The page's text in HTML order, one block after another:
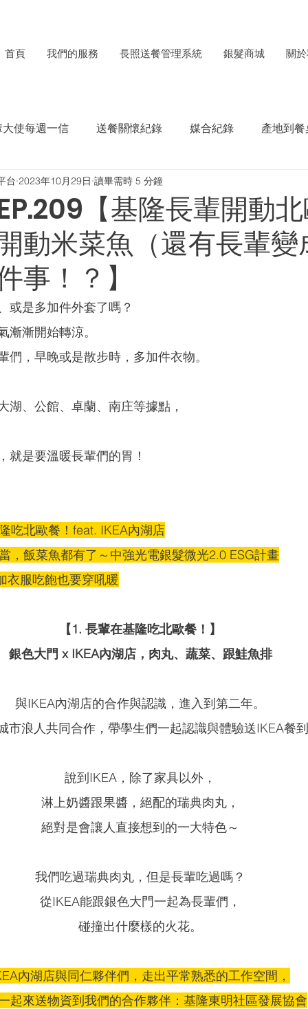
首頁 我們的服務 長照送餐管理系統 銀髮商城 關
大使每週一信 送餐關懷紀錄 媒合紀錄 產地到餐
每月食材捐贈電子報 ESG成果紀錄
【基隆長輩開動
動米菜魚（還有長輩變
事！？】
台 2023年10月29日 讀畢需時 5 分鐘
或是多加件外套了嗎？
漸漸開始轉涼。
們，早晚或是散步時，多加件衣物。
湖、公館、卓蘭、南庄等據點，
就是要溫暖長輩們的胃！
吃北歐餐！feat. IKEA內湖店
，飯菜魚都有了～中強光電銀髮微光2.0 ESG計畫
衣服吃飽也要穿吼暖
【1. 長輩在基隆吃北歐餐！】
銀色大門 x IKEA內湖店，肉丸、蔬菜、跟鮭魚排
與IKEA內湖店的合作與認識，進入到第二年。
市浪人共同合作，帶學生們一起認識與體驗送IKEA餐
說到IKEA，除了家具以外，
淋上奶醬跟果醬，絕配的瑞典肉丸，
絕對是會讓人直接想到的一大特色～
我們吃過瑞典肉丸，但是長輩吃過嗎？
從IKEA能跟銀色大門一起為長輩們，
碰撞出什麼樣的火花。
內湖店與同仁夥伴們，走出平常熟悉的工作空間，
起來送物資到我們的合作夥伴：基隆東明社區發展協會